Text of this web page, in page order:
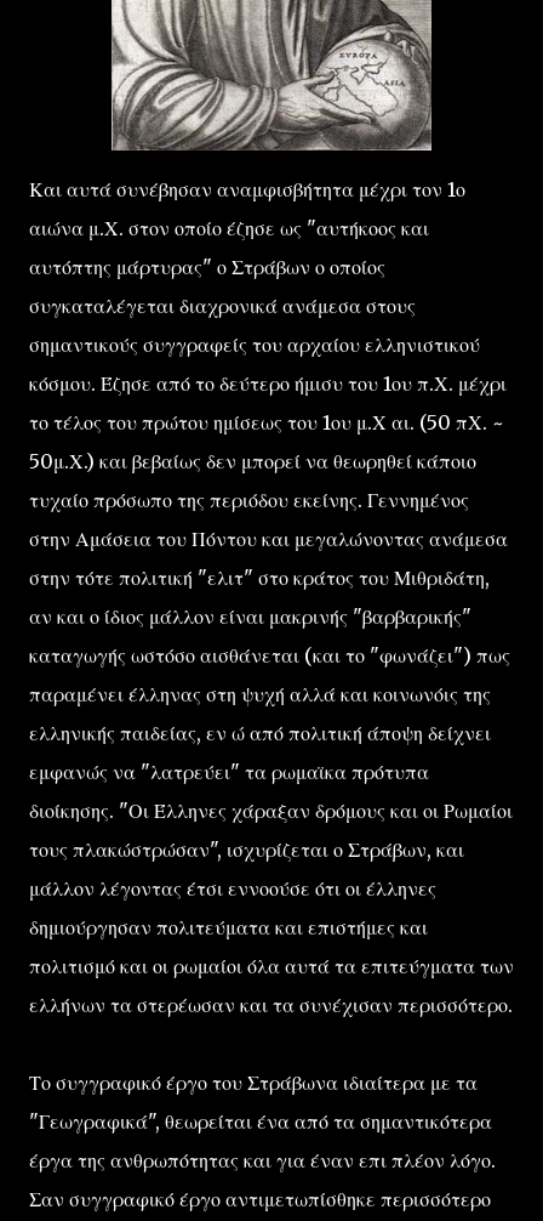
Και αυτά συνέβησαν αναμφισβήτητα μέχρι τον 1ο
αιώνα μ.Χ. στον οποίο έζησε ως "αυτήκοος και
αυτόπτης μάρτυρας" ο Στράβων ο οποίος
συγκαταλέγεται διαχρονικά ανάμεσα στους
σημαντικούς συγγραφείς του αρχαίου ελληνιστικού
κόσμου. Έζησε από το δεύτερο ήμισυ του 1ου π.Χ. μέχρι
το τέλος του πρώτου ημίσεως του 1ου μ.Χ αι. (50 πΧ. ~
50μ.Χ.) και βεβαίως δεν μπορεί να θεωρηθεί κάποιο
τυχαίο πρόσωπο της περιόδου εκείνης. Γεννημένος
στην Αμάσεια του Πόντου και μεγαλώνοντας ανάμεσα
στην τότε πολιτική "ελιτ" στο κράτος του Μιθριδάτη,
αν και ο ίδιος μάλλον είναι μακρινής "βαρβαρικής"
καταγωγής ωστόσο αισθάνεται (και το "φωνάζει") πως
παραμένει έλληνας στη ψυχή αλλά και κοινωνόις της
ελληνικής παιδείας, εν ώ από πολιτική άποψη δείχνει
εμφανώς να "λατρεύει" τα ρωμαϊκα πρότυπα
διοίκησης. "Οι Έλληνες χάραξαν δρόμους και οι Ρωμαίοι
τους πλακώστρώσαν", ισχυρίζεται ο Στράβων, και
μάλλον λέγοντας έτσι εννοούσε ότι οι έλληνες
δημιούργησαν πολιτεύματα και επιστήμες και
πολιτισμό και οι ρωμαίοι όλα αυτά τα επιτεύγματα των
ελλήνων τα στερέωσαν και τα συνέχισαν περισσότερο.
Το συγγραφικό έργο του Στράβωνα ιδιαίτερα με τα
"Γεωγραφικά", θεωρείται ένα από τα σημαντικότερα
έργα της ανθρωπότητας και για έναν επι πλέον λόγο.
Σαν συγγραφικό έργο αντιμετωπίσθηκε περισσότερο